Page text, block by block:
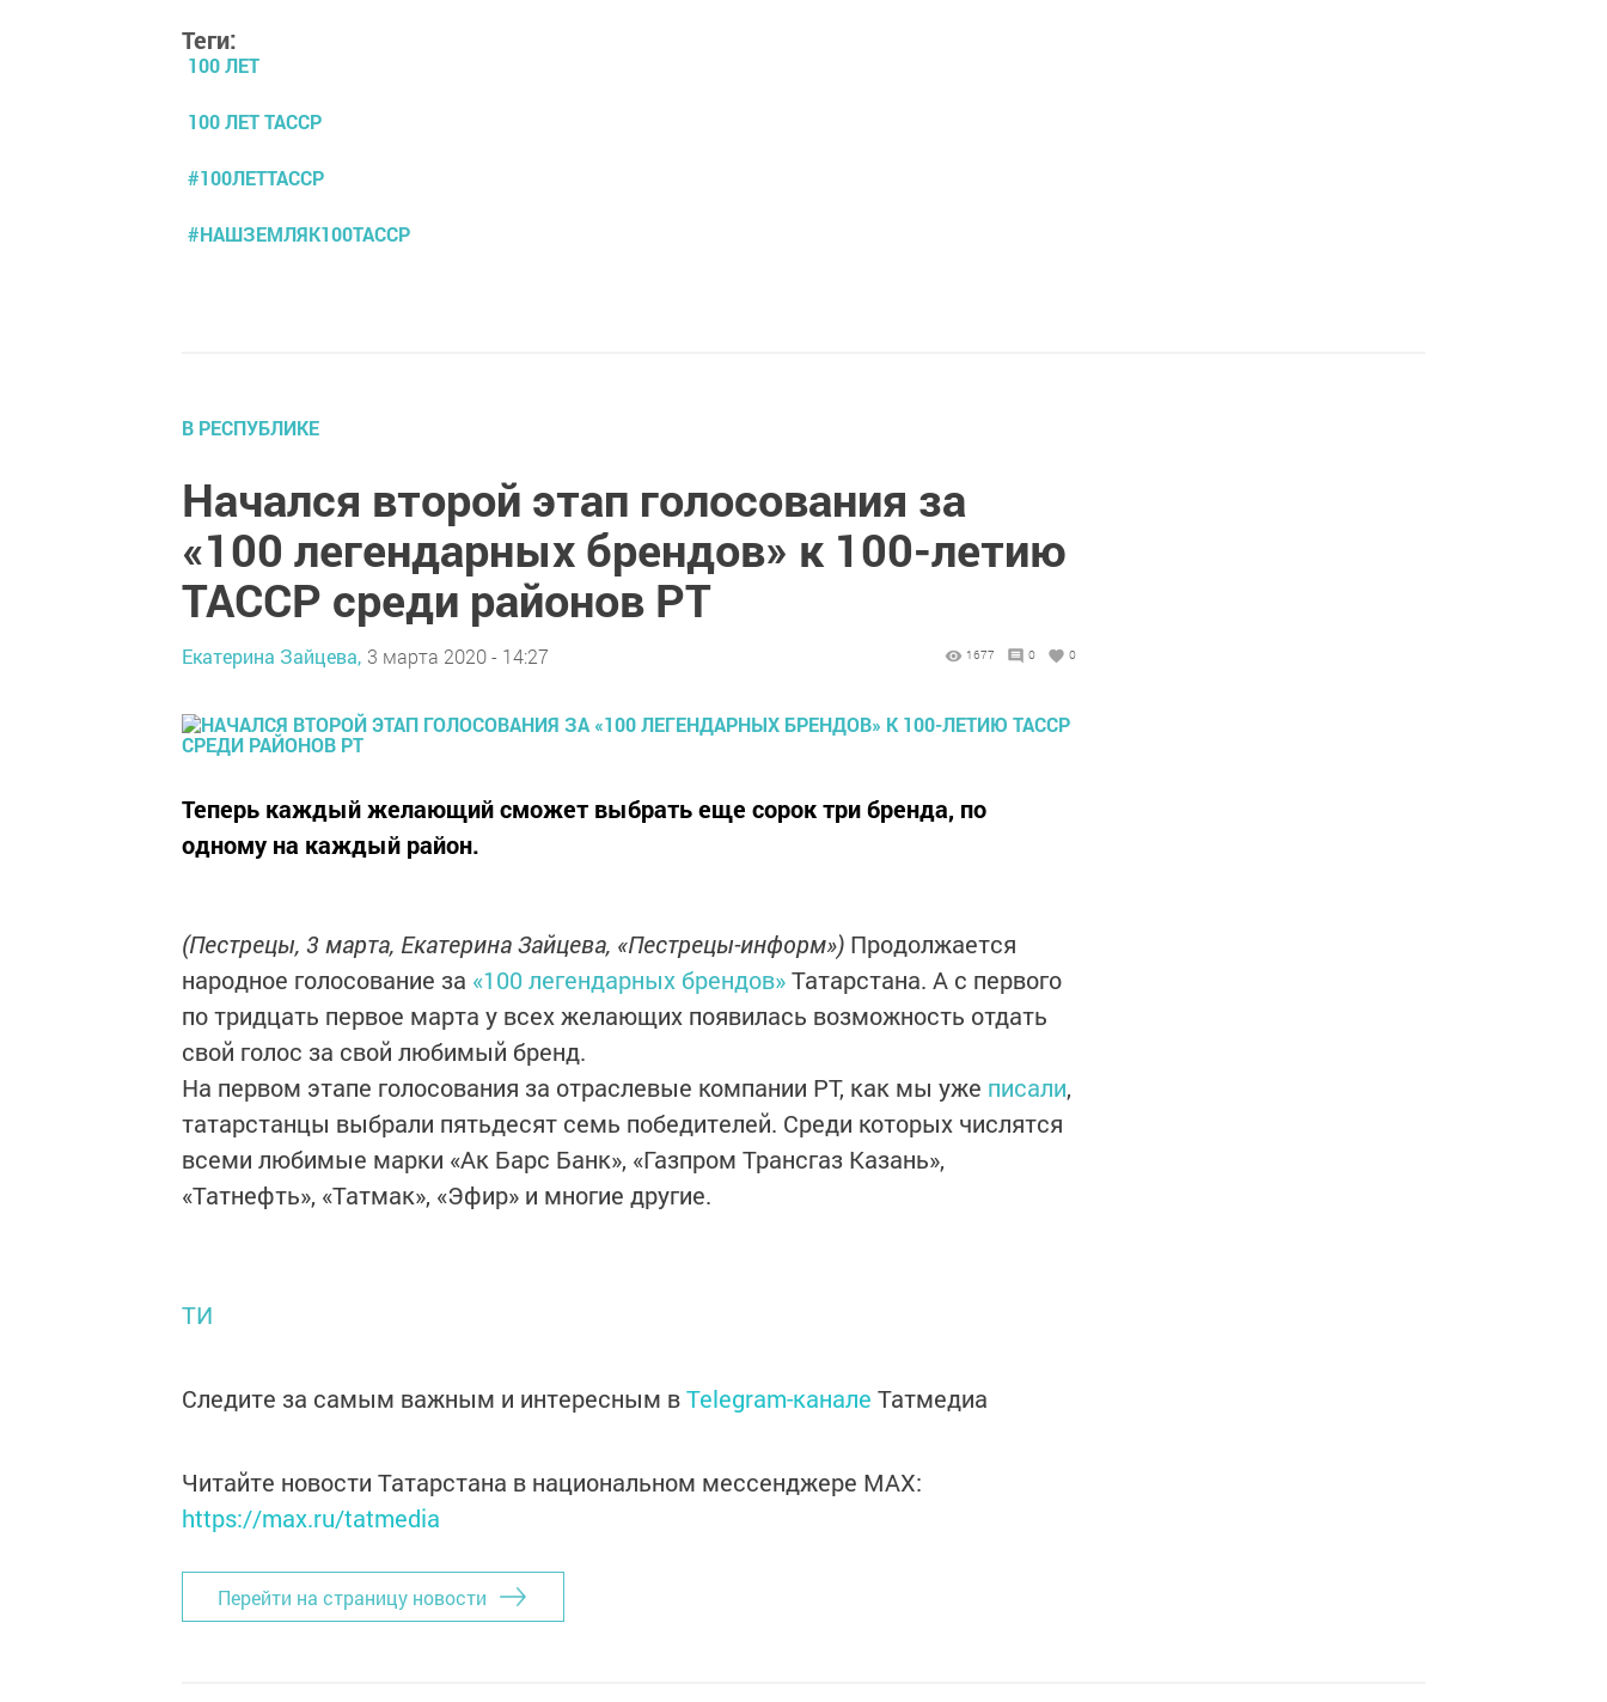
Теги:
100 ЛЕТ
100 ЛЕТ ТАССР
#100ЛЕТТАССР
#НАШЗЕМЛЯК100ТАССР
В РЕСПУБЛИКЕ
Начался второй этап голосования за
«100 легендарных брендов» к 100-летию
ТАССР среди районов РТ
Екатерина Зайцева, 3 марта 2020 - 14:27 1677 0 0
Теперь каждый желающий сможет выбрать еще сорок три бренда, по
одному на каждый район.
(Пестрецы, 3 марта, Екатерина Зайцева, «Пестрецы-информ») Продолжается
народное голосование за «100 легендарных брендов»Татарстана. А с первого
по тридцать первое марта у всех желающих появилась возможность отдать
свой голос за свой любимый бренд.
На первом этапе голосования за отраслевые компании РТ, как мы уже писали,
татарстанцы выбрали пятьдесят семь победителей. Среди которых числятся
всеми любимые марки «Ак Барс Банк», «Газпром Трансгаз Казань»,
«Татнефть», «Татмак», «Эфир» и многие другие.
ТИ
Следите за самым важным и интересным вTelegram-канале Татмедиа
Читайте новости Татарстана в национальном мессенджере MАХ:
https://max.ru/tatmedia
Перейти на страницу новости